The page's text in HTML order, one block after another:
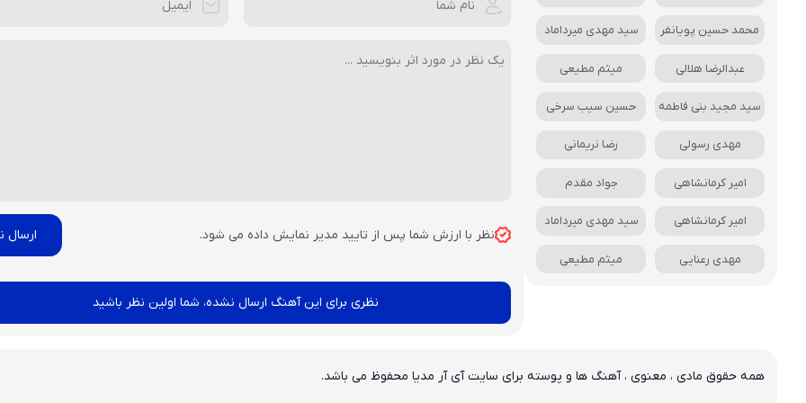
نظر با ارزش شما پس از تایید مدیر نمایش داده می شود.
نظری برای این آهنگ ارسال نشده، شما اولین نظر باشید
محمد حسین پویانفر سید مهدی میرداماد
عبدالرضا هلالی میثم مطیعی
سید مجید بنی فاطمه حسین سیب سرخی
مهدی رسولی رضا نریمانی
امیر کرمانشاهی جواد مقدم
امیر کرمانشاهی سید مهدی میرداماد
مهدی رعنایی میثم مطیعی
همه حقوق مادی ، معنوی ، آهنگ ها و پوسته برای سایت آی آر مدیا محفوظ می باشد.